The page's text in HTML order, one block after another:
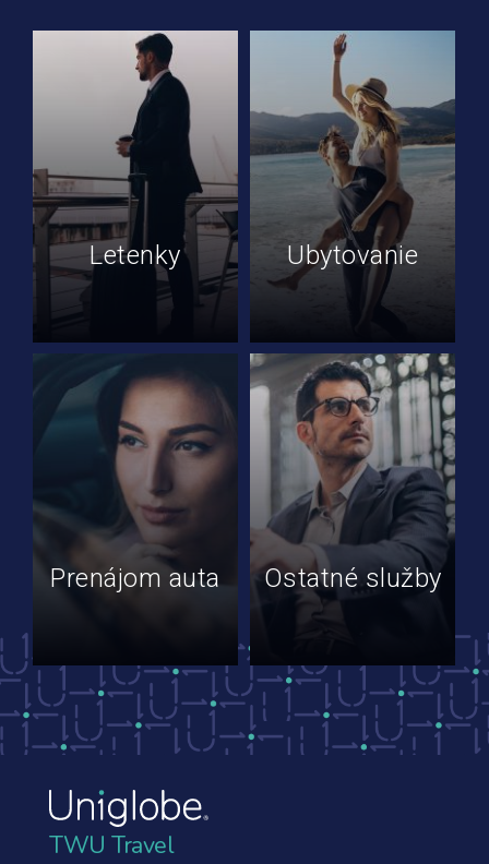
Letenky Ubytovanie
Prenájom auta Ostatné služby
TWU Travel